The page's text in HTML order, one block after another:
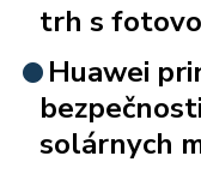
trh s
Huawei
solárnych